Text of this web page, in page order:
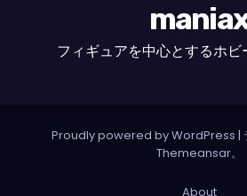
フィギュアを中心とするホビ
Proudly powered by WordPress |
Themeansar。
About